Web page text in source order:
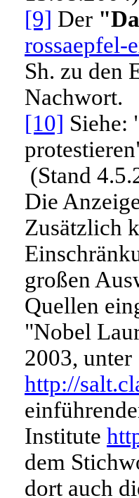
[9] Der
rossaepfel-
Sh. zu den
Nachwort.
[10] Siehe:
(Stand
Die
Zusätzlich
großen
Quellen
"Nobel
2003, unter
http://
Institute
dem
dort auch